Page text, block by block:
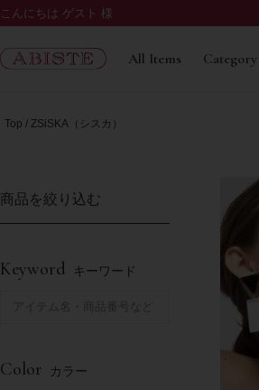
こんにちは ゲスト 様
All Items Category
Top ZSiSKA（シスカ）
商品を絞り込む
Keyword キーワード
Color カラー